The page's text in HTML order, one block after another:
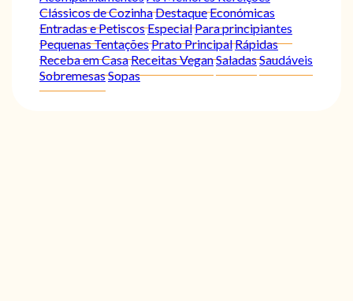
Clássicos de CozinhaDestaqueEconómicas
Entradas e PetiscosEspecialPara principiantes
Pequenas TentaçõesPrato PrincipalRápidas
Receba em CasaReceitas VeganSaladasSaudáveis
SobremesasSopas